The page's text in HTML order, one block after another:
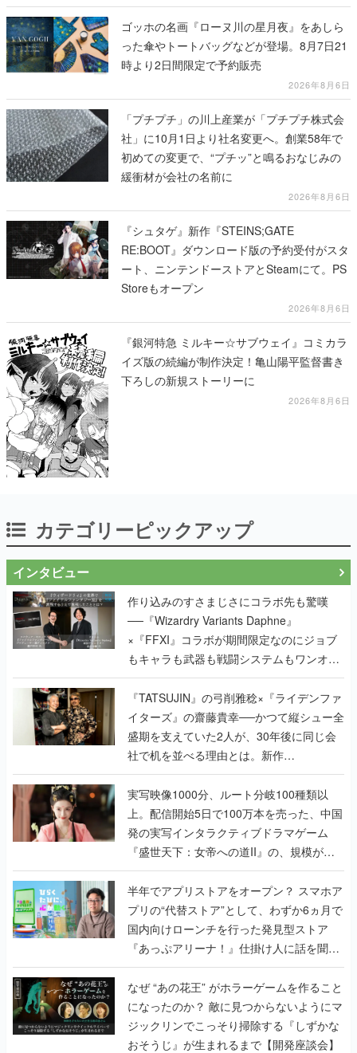
ゴッホの名画『ローヌ川の星月夜』をあしら
った傘やトートバッグなどが登場。8月7日21
時より2日間限定で予約販売
2026年8月6日
「プチプチ」の川上産業が「プチプチ株式会
社」に10月1日より社名変更へ。創業58年で
初めての変更で、“プチッ”と鳴るおなじみの
緩衝材が会社の名前に
2026年8月6日
『シュタゲ』新作『STEINS;GATE
RE:BOOT』ダウンロード版の予約受付がスタ
ート、ニンテンドーストアとSteamにて。PS
Storeもオープン
2026年8月6日
『銀河特急 ミルキー☆サブウェイ』コミカラ
イズ版の続編が制作決定！亀山陽平監督書き
下ろしの新規ストーリーに
2026年8月6日
カテゴリーピックアップ
インタビュー
作り込みのすさまじさにコラボ先も驚嘆
──『Wizardry Variants Daphne』
×『FFXI』コラボが期間限定なのにジョブ
もキャラも武器も戦闘システムもワンオフ
で作り込まれた理由を両ディレクターに聞
く
『TATSUJIN』の弓削雅稔×『ライデンファ
イターズ』の齋藤貴幸──かつて縦シュー全
盛期を支えていた2人が、30年後に同じ会
社で机を並べる理由とは。新作
『TATSUJIN EXTREME』で初タッグを組
んだレジェンド2人に訊く開発秘話
実写映像1000分、ルート分岐100種類以
上。配信開始5日で100万本を売った、中国
発の実写インタラクティブドラマゲーム
『盛世天下：女帝への道II』の、規模が違
うこだわりをプロデューサーに聞いた
半年でアプリストアをオープン？ スマホア
プリの“代替ストア”として、わずか6ヵ月で
国内向けローンチを行った発見型ストア
『あっぷアリーナ！』仕掛け人に話を聞い
てみた
なぜ “あの花王” がホラーゲームを作ること
になったのか？ 敵に見つからないようにマ
ジックリンでこっそり掃除する『しずかな
おそうじ』が生まれるまで【開発座談会】